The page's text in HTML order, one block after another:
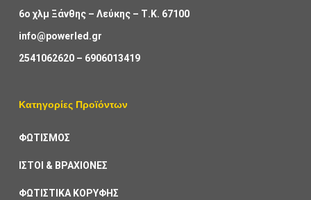
6ο χλμ Ξάνθης – Λεύκης – Τ.Κ. 67100
info@powerled.gr
2541062620– 6906013419
Κατηγορίες Προϊόντων
ΦΩΤΙΣΜΟΣ
ΙΣΤΟΙ & ΒΡΑΧΙΟΝΕΣ
ΦΩΤΙΣΤΙΚΑ ΚΟΡΥΦΗΣ